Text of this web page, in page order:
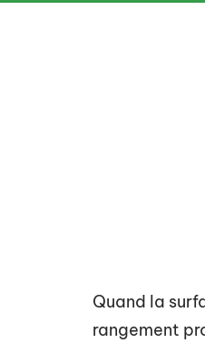
Quand la
rangement